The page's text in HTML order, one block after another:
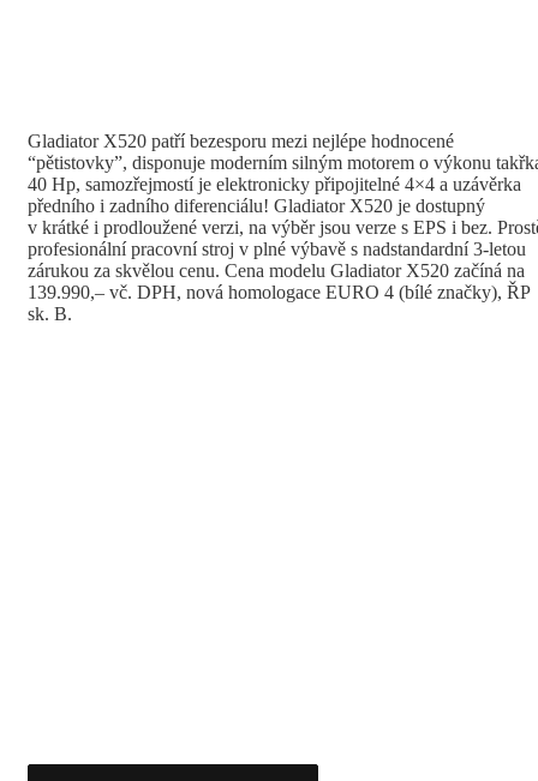
Gladiator X520 patří bezesporu mezi nejlépe hodnocené
“pětistovky”, disponuje moderním silným motorem o výkonu
40 Hp, samozřejmostí je elektronicky připojitelné 4×4 a uzávěrka
předního i zadního diferenciálu! Gladiator X520 je dostupný
v krátké i prodloužené verzi, na výběr jsou verze s EPS i bez.
profesionální pracovní stroj v plné výbavě s nadstandardní 3-letou
zárukou za skvělou cenu. Cena modelu Gladiator X520 začíná na
139.990,– vč. DPH, nová homologace EURO 4 (bílé značky), ŘP
sk. B.